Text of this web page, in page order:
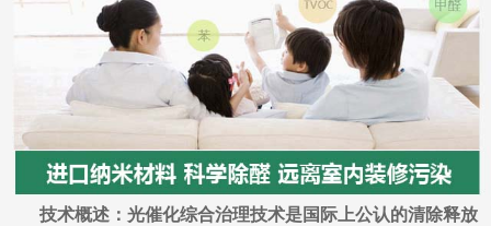
技术概述：光催化综合治理技术是国际上公认的清除释放